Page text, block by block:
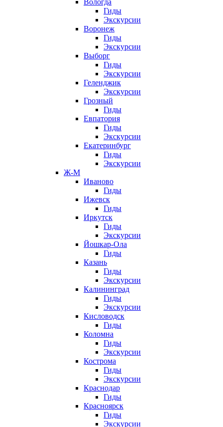
Вологда
Гиды
Экскурсии
Воронеж
Гиды
Экскурсии
Выборг
Гиды
Экскурсии
Геленджик
Экскурсии
Грозный
Гиды
Евпатория
Гиды
Экскурсии
Екатеринбург
Гиды
Экскурсии
Ж-М
Иваново
Гиды
Ижевск
Гиды
Иркутск
Гиды
Экскурсии
Йошкар-Ола
Гиды
Казань
Гиды
Экскурсии
Калининград
Гиды
Экскурсии
Кисловодск
Гиды
Коломна
Гиды
Экскурсии
Кострома
Гиды
Экскурсии
Краснодар
Гиды
Красноярск
Гиды
Экскурсии